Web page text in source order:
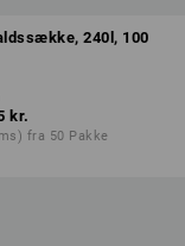
240l, 100
kr.
fra 50 Pakke